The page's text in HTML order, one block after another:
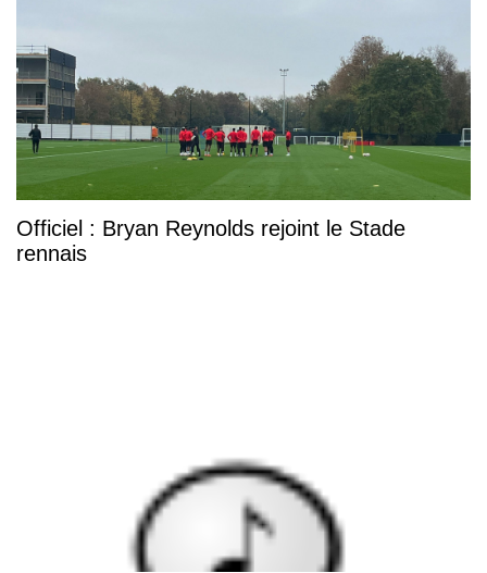
Officiel : Bryan Reynolds rejoint le Stade
rennais